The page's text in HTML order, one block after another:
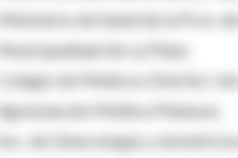
Ministerio de Salud de la Prov. de
Municipalidad de La Plata.
Colegio de Médicos Distrito I de
Agremiación Médica Platense.
Soc. de Ginecología y obstetricia